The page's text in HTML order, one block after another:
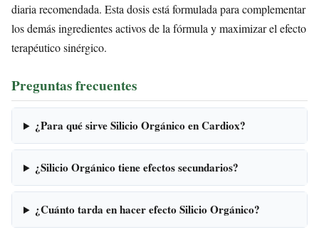
diaria recomendada. Esta dosis está formulada para complementar
los demás ingredientes activos de la fórmula y maximizar el efecto
terapéutico sinérgico.
Preguntas frecuentes
¿Para qué sirve Silicio Orgánico en Cardiox?
¿Silicio Orgánico tiene efectos secundarios?
¿Cuánto tarda en hacer efecto Silicio Orgánico?